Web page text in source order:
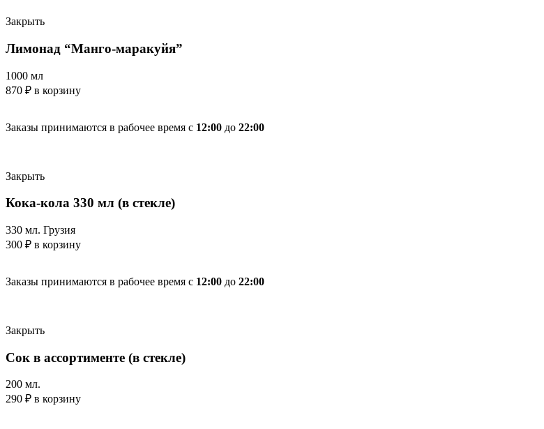
Закрыть
Лимонад “Манго-маракуйя”
1000 мл
870 ₽ в корзину
Заказы принимаются в рабочее время с 12:00 до 22:00
Закрыть
Кока-кола 330 мл (в стекле)
330 мл. Грузия
300 ₽ в корзину
Заказы принимаются в рабочее время с 12:00 до 22:00
Закрыть
Сок в ассортименте (в стекле)
200 мл.
290 ₽ в корзину